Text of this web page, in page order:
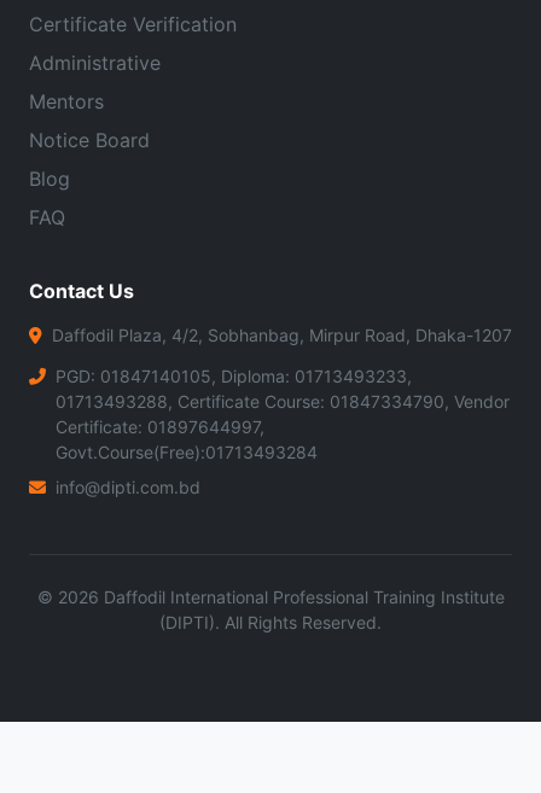
Certificate Verification
Administrative
Mentors
Notice Board
Blog
FAQ
Contact Us
Daffodil Plaza, 4/2, Sobhanbag, Mirpur Road, Dhaka-1207
PGD: 01847140105, Diploma: 01713493233,
01713493288, Certificate Course: 01847334790, Vendor
Certificate: 01897644997,
Govt.Course(Free):01713493284
info@dipti.com.bd
© 2026 Daffodil International Professional Training Institute
(DIPTI). All Rights Reserved.